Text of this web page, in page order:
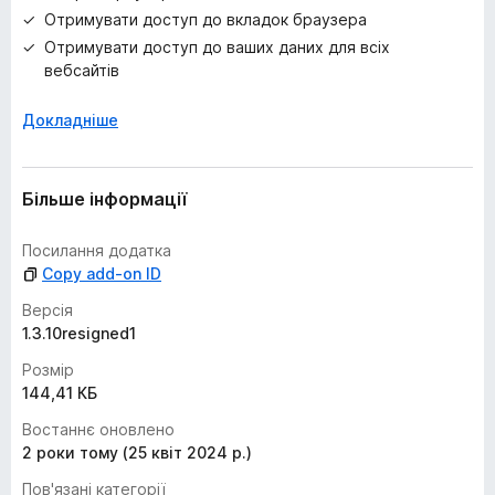
Отримувати доступ до вкладок браузера
Отримувати доступ до ваших даних для всіх
вебсайтів
Докладніше
Більше інформації
Посилання додатка
Copy add-on ID
Версія
1.3.10resigned1
Розмір
144,41 КБ
Востаннє оновлено
2 роки тому (25 квіт 2024 р.)
Пов'язані категорії